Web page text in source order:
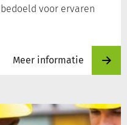
voor ervaren
Meer informatie